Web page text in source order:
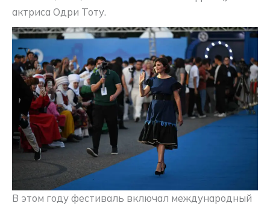
актриса Одри Тоту.
В этом году фестиваль включал международный